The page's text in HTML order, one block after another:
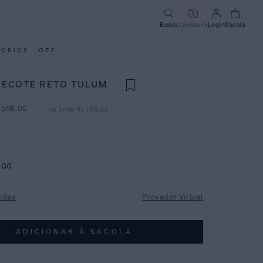
Busca CashbackLoginSacola
OFF
RETO TULUM
598 00 ou 3 x de R$ 199 33
GG
Provador Virtual
ADICIONAR À SACOLA